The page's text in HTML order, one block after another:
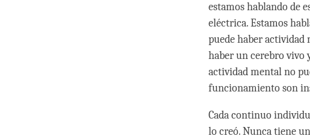
estamos hablando de
eléctrica. Estamos
puede haber
haber un cerebro vivo
actividad mental no
funcionamiento son
Cada continuo
lo creó. Nunca tiene